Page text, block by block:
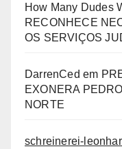
How Many Dudes
RECONHECE
OS SERVIÇOS
DarrenCed em
EXONERA
NORTE
schreinerei-